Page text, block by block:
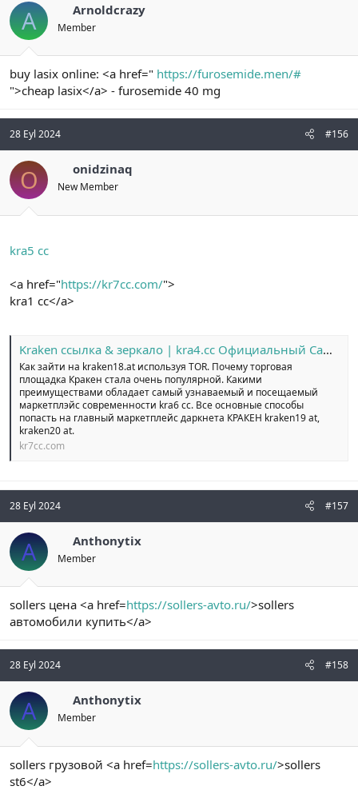
A Arnoldcrazy
Member
buy lasix online: <a href=" https://furosemide.men/#
">cheap lasix</a> - furosemide 40 mg
28 Eyl 2024 #156
O onidzinaq
New Member
kra5 cc
<a href="https://kr7cc.com/">
kra1 cc</a>
Kraken ссылка & зеркало | kra4.cc Официальный Сайт №1
Как зайти на kraken18.at используя TOR. Почему торговая
площадка Кракен стала очень популярной. Какими
преимуществами обладает самый узнаваемый и посещаемый
маркетплэйс современности kra6 cc. Все основные способы
попасть на главный маркетплейс даркнета КРАКЕН kraken19 at,
kraken20 at.
kr7cc.com
28 Eyl 2024 #157
A Anthonytix
Member
sollers цена <a href=https://sollers-avto.ru/>sollers
автомобили купить</a>
28 Eyl 2024 #158
A Anthonytix
Member
sollers грузовой <a href=https://sollers-avto.ru/>sollers
st6</a>